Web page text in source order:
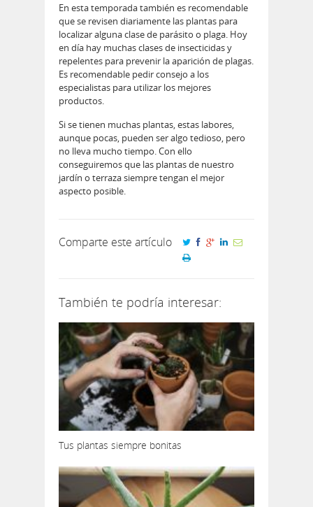
En esta temporada también es recomendable
que se revisen diariamente las plantas para
localizar alguna clase de parásito o plaga. Hoy
en día hay muchas clases de insecticidas y
repelentes para prevenir la aparición de plagas.
Es recomendable pedir consejo a los
especialistas para utilizar los mejores
productos.
Si se tienen muchas plantas, estas labores,
aunque pocas, pueden ser algo tedioso, pero
no lleva mucho tiempo. Con ello
conseguiremos que las plantas de nuestro
jardín o terraza siempre tengan el mejor
aspecto posible.
Comparte este artículo
También te podría interesar:
Tus plantas siempre bonitas